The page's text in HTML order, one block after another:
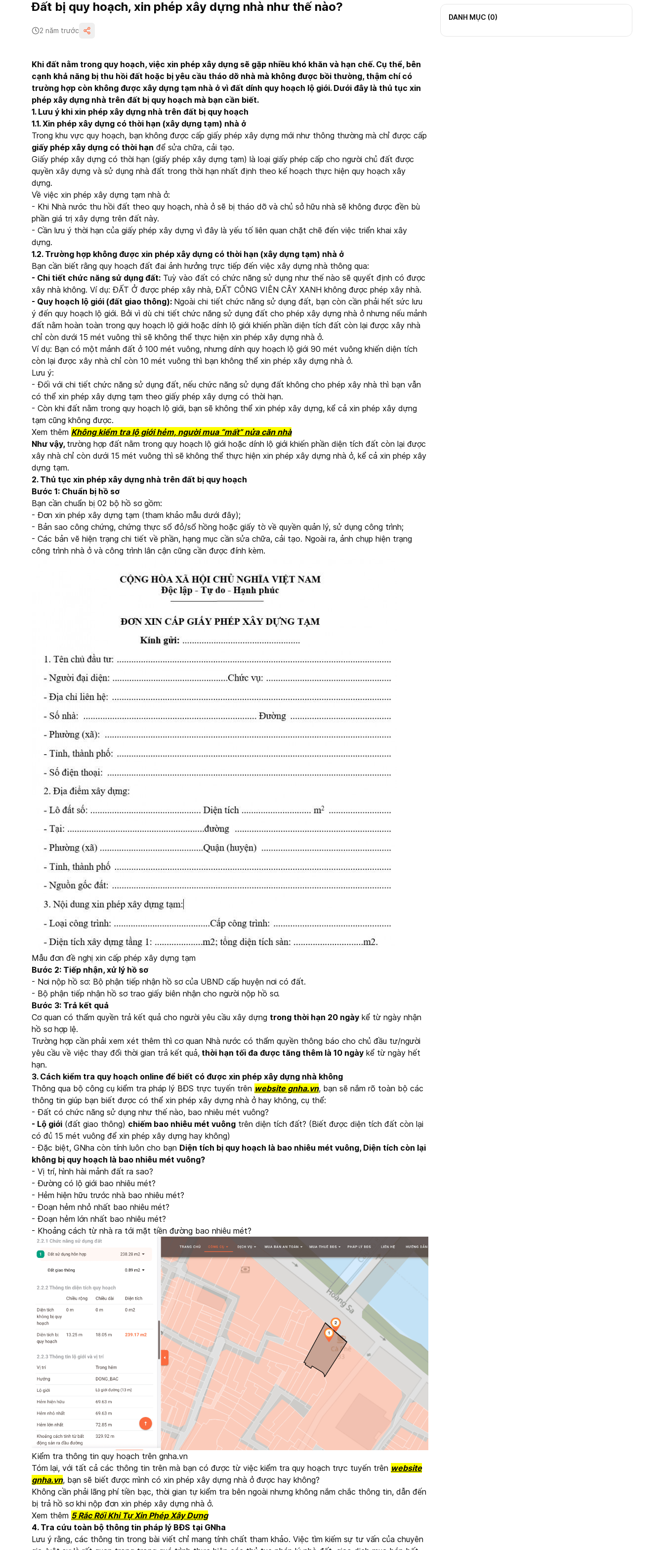
Đất bị quy hoạch, xin phép xây dựng nhà như thế nào?
2 năm trước
Khi đất nằm trong quy hoạch, việc xin phép xây dựng sẽ gặp nhiều khó khăn và hạn chế. Cụ thể, bên
cạnh khả năng bị thu hồi đất hoặc bị yêu cầu tháo dỡ nhà mà không được bồi thường, thậm chí có
trường hợp còn không được xây dựng tạm nhà ở vì đất dính quy hoạch lộ giới. Dưới đây là thủ tục xin
phép xây dựng nhà trên đất bị quy hoạch mà bạn cần biết.
1. Lưu ý khi xin phép xây dựng nhà trên đất bị quy hoạch
1.1. Xin phép xây dựng có thời hạn (xây dựng tạm) nhà ở
Trong khu vực quy hoạch, bạn không được cấp giấy phép xây dựng mới như thông thường mà chỉ được cấp
giấy phép xây dựng có thời hạn để sửa chữa, cải tạo.
Giấy phép xây dựng có thời hạn (giấy phép xây dựng tạm) là loại giấy phép cấp cho người chủ đất được
quyền xây dựng và sử dụng nhà đất trong thời hạn nhất định theo kế hoạch thực hiện quy hoạch xây
dựng.
Về việc xin phép xây dựng tạm nhà ở:
- Khi Nhà nước thu hồi đất theo quy hoạch, nhà ở sẽ bị tháo dỡ và chủ sở hữu nhà sẽ không được đền bù
phần giá trị xây dựng trên đất này.
- Cần lưu ý thời hạn của giấy phép xây dựng vì đây là yếu tố liên quan chặt chẽ đến việc triển khai xây
dựng.
1.2. Trường hợp không được xin phép xây dựng có thời hạn (xây dựng tạm) nhà ở
Bạn cần biết rằng quy hoạch đất đai ảnh hưởng trực tiếp đến việc xây dựng nhà thông qua:
- Chi tiết chức năng sử dụng đất: Tuỳ vào đất có chức năng sử dụng như thế nào sẽ quyết định có được
xây nhà không. Ví dụ: ĐẤT Ở được phép xây nhà, ĐẤT CÔNG VIÊN CÂY XANH không được phép xây nhà.
- Quy hoạch lộ giới (đất giao thông): Ngoài chi tiết chức năng sử dụng đất, bạn còn cần phải hết sức lưu
ý đến quy hoạch lộ giới. Bởi vì dù chi tiết chức năng sử dụng đất cho phép xây dựng nhà ở nhưng nếu mảnh
đất nằm hoàn toàn trong quy hoạch lộ giới hoặc dính lộ giới khiến phần diện tích đất còn lại được xây nhà
chỉ còn dưới 15 mét vuông thì sẽ không thể thực hiện xin phép xây dựng nhà ở.
Ví dụ: Bạn có một mảnh đất ở 100 mét vuông, nhưng dính quy hoạch lộ giới 90 mét vuông khiến diện tích
còn lại được xây nhà chỉ còn 10 mét vuông thì bạn không thể xin phép xây dựng nhà ở.
Lưu ý:
- Đối với chi tiết chức năng sử dụng đất, nếu chức năng sử dụng đất không cho phép xây nhà thì bạn vẫn
có thể xin phép xây dựng tạm theo giấy phép xây dựng có thời hạn.
- Còn khi đất nằm trong quy hoạch lộ giới, bạn sẽ không thể xin phép xây dựng, kể cả xin phép xây dựng
tạm cũng không được.
Xem thêm Không kiểm tra lộ giới hẻm, người mua “mất” nửa căn nhà
Như vậy, trường hợp đất nằm trong quy hoạch lộ giới hoặc dính lộ giới khiến phần diện tích đất còn lại được
xây nhà chỉ còn dưới 15 mét vuông thì sẽ không thể thực hiện xin phép xây dựng nhà ở, kể cả xin phép xây
dựng tạm.
2. Thủ tục xin phép xây dựng nhà trên đất bị quy hoạch
Bước 1: Chuẩn bị hồ sơ
Bạn cần chuẩn bị 02 bộ hồ sơ gồm:
- Đơn xin phép xây dựng tạm (tham khảo mẫu dưới đây);
- Bản sao công chứng, chứng thực sổ đỏ/sổ hồng hoặc giấy tờ về quyền quản lý, sử dụng công trình;
- Các bản vẽ hiện trạng chi tiết về phần, hạng mục cần sửa chữa, cải tạo. Ngoài ra, ảnh chụp hiện trạng
công trình nhà ở và công trình lân cận cũng cần được đính kèm.
Mẫu đơn đề nghị xin cấp phép xây dựng tạm
Bước 2: Tiếp nhận, xử lý hồ sơ
- Nơi nộp hồ sơ: Bộ phận tiếp nhận hồ sơ của UBND cấp huyện nơi có đất.
- Bộ phận tiếp nhận hồ sơ trao giấy biên nhận cho người nộp hồ sơ.
Bước 3: Trả kết quả
Cơ quan có thẩm quyền trả kết quả cho người yêu cầu xây dựng trong thời hạn 20 ngày kể từ ngày nhận
hồ sơ hợp lệ.
Trường hợp cần phải xem xét thêm thì cơ quan Nhà nước có thẩm quyền thông báo cho chủ đầu tư/người
yêu cầu về việc thay đổi thời gian trả kết quả, thời hạn tối đa được tăng thêm là 10 ngày kể từ ngày hết
hạn.
3. Cách kiểm tra quy hoạch online để biết có được xin phép xây dựng nhà không
Thông qua bộ công cụ kiểm tra pháp lý BĐS trực tuyến trên website gnha.vn, bạn sẽ nắm rõ toàn bộ các
thông tin giúp bạn biết được có thể xin phép xây dựng nhà ở hay không, cụ thể:
- Đất có chức năng sử dụng như thế nào, bao nhiêu mét vuông?
- Lộ giới (đất giao thông) chiếm bao nhiêu mét vuông trên diện tích đất? (Biết được diện tích đất còn lại
có đủ 15 mét vuông để xin phép xây dựng hay không)
- Đặc biệt, GNha còn tính luôn cho bạn Diện tích bị quy hoạch là bao nhiêu mét vuông, Diện tích còn lại
không bị quy hoạch là bao nhiêu mét vuông?
- Vị trí, hình hài mảnh đất ra sao?
- Đường có lộ giới bao nhiêu mét?
- Hẻm hiện hữu trước nhà bao nhiêu mét?
- Đoạn hẻm nhỏ nhất bao nhiêu mét?
- Đoạn hẻm lớn nhất bao nhiêu mét?
- Khoảng cách từ nhà ra tới mặt tiền đường bao nhiêu mét?
Kiểm tra thông tin quy hoạch trên gnha.vn
Tóm lại, với tất cả các thông tin trên mà bạn có được từ việc kiểm tra quy hoạch trực tuyến trên website
gnha.vn, bạn sẽ biết được mình có xin phép xây dựng nhà ở được hay không?
Không cần phải lãng phí tiền bạc, thời gian tự kiểm tra bên ngoài nhưng không nắm chắc thông tin, dẫn đến
bị trả hồ sơ khi nộp đơn xin phép xây dựng nhà ở.
Xem thêm 5 Rắc Rối Khi Tự Xin Phép Xây Dựng
4. Tra cứu toàn bộ thông tin pháp lý BĐS tại GNha
Lưu ý rằng, các thông tin trong bài viết chỉ mang tính chất tham khảo. Việc tìm kiếm sự tư vấn của chuyên
DANH MỤC (0)